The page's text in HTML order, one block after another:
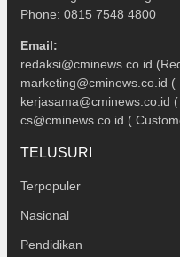
Phone: 0815 7548 4800
Email:
redaksi@cminews.co.id
marketing@cminews.co.id (
kerjasama@cminews.co.id
cs@cminews.co.id (
TELUSURI
Terpopuler
Nasional
Pendidikan